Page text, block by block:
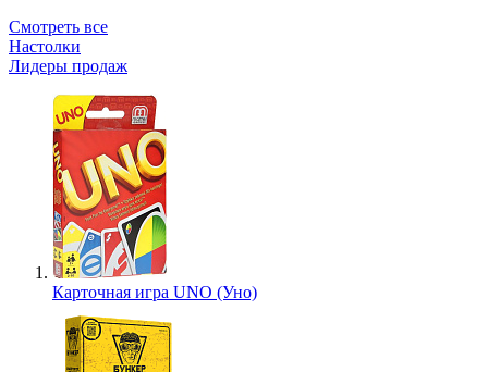
Смотреть все
Настолки
Лидеры продаж
Карточная игра UNO (Уно)